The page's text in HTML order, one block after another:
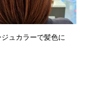
ュカラーで髪色に